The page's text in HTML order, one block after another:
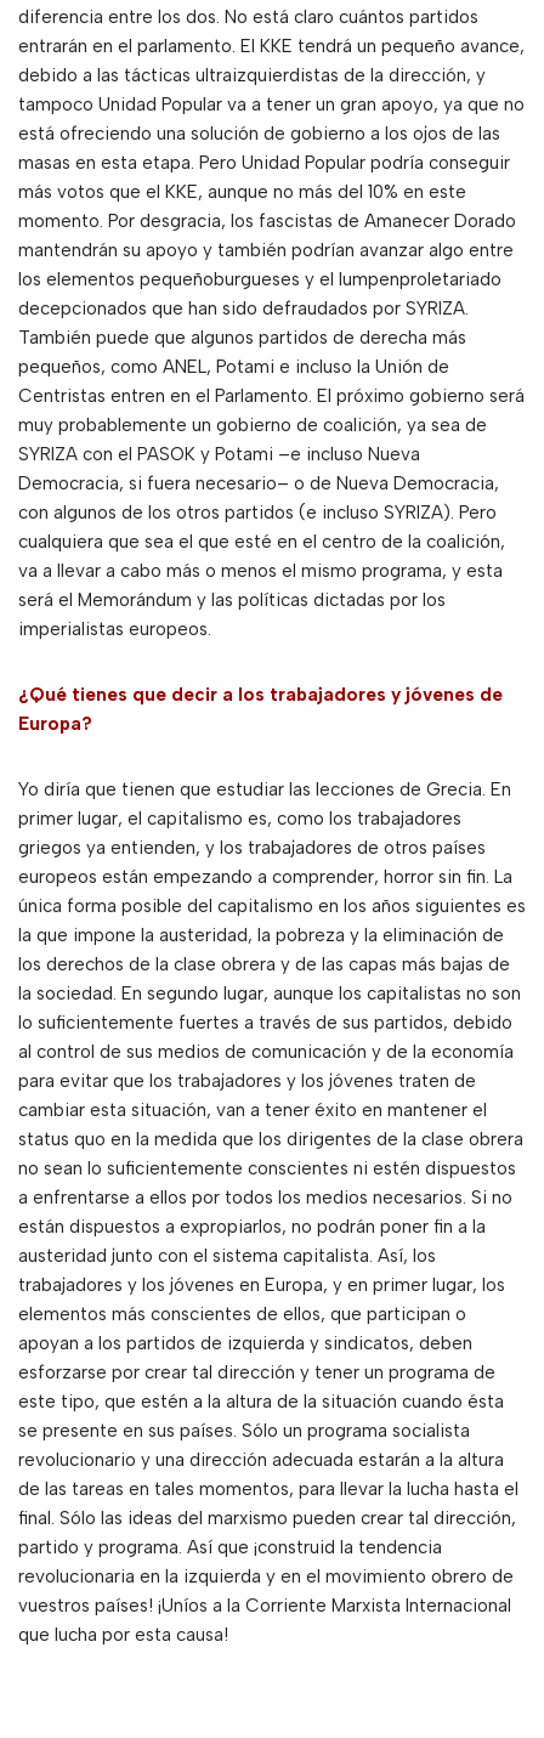
diferencia entre los dos. No está claro cuántos partidos
entrarán en el parlamento. El KKE tendrá un pequeño avance,
debido a las tácticas ultraizquierdistas de la dirección, y
tampoco Unidad Popular va a tener un gran apoyo, ya que no
está ofreciendo una solución de gobierno a los ojos de las
masas en esta etapa. Pero Unidad Popular podría conseguir
más votos que el KKE, aunque no más del 10% en este
momento. Por desgracia, los fascistas de Amanecer Dorado
mantendrán su apoyo y también podrían avanzar algo entre
los elementos pequeñoburgueses y el lumpenproletariado
decepcionados que han sido defraudados por SYRIZA.
También puede que algunos partidos de derecha más
pequeños, como ANEL, Potami e incluso la Unión de
Centristas entren en el Parlamento. El próximo gobierno será
muy probablemente un gobierno de coalición, ya sea de
SYRIZA con el PASOK y Potami –e incluso Nueva
Democracia, si fuera necesario– o de Nueva Democracia,
con algunos de los otros partidos (e incluso SYRIZA). Pero
cualquiera que sea el que esté en el centro de la coalición,
va a llevar a cabo más o menos el mismo programa, y ​​esta
será el Memorándum y las políticas dictadas por los
imperialistas europeos.
¿Qué tienes que decir a los trabajadores y jóvenes de
Europa?
Yo diría que tienen que estudiar las lecciones de Grecia. En
primer lugar, el capitalismo es, como los trabajadores
griegos ya entienden, y los trabajadores de otros países
europeos están empezando a comprender, horror sin fin. La
única forma posible del capitalismo en los años siguientes es
la que impone la austeridad, la pobreza y la eliminación de
los derechos de la clase obrera y de las capas más bajas de
la sociedad. En segundo lugar, aunque los capitalistas no son
lo suficientemente fuertes a través de sus partidos, debido
al control de sus medios de comunicación y de la economía
para evitar que los trabajadores y los jóvenes traten de
cambiar esta situación, van a tener éxito en mantener el
status quo en la medida que los dirigentes de la clase obrera
no sean lo suficientemente conscientes ni estén dispuestos
a enfrentarse a ellos por todos los medios necesarios. Si no
están dispuestos a expropiarlos, no podrán poner fin a la
austeridad junto con el sistema capitalista. Así, los
trabajadores y los jóvenes en Europa, y en primer lugar, los
elementos más conscientes de ellos, que participan o
apoyan a los partidos de izquierda y sindicatos, deben
esforzarse por crear tal dirección y tener un programa de
este tipo, que estén a la altura de la situación cuando ésta
se presente en sus países. Sólo un programa socialista
revolucionario y una dirección adecuada estarán a la altura
de las tareas en tales momentos, para llevar la lucha hasta el
final. Sólo las ideas del marxismo pueden crear tal dirección,
partido y programa. Así que ¡construid la tendencia
revolucionaria en la izquierda y en el movimiento obrero de
vuestros países! ¡Uníos a la Corriente Marxista Internacional
que lucha por esta causa!